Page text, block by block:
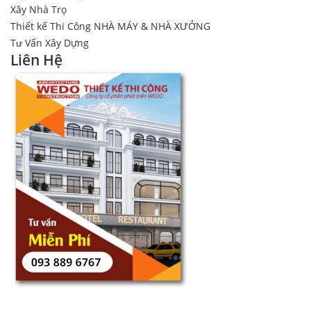
Xây Nhà Trọ
Thiết kế Thi Công NHÀ MÁY & NHÀ XƯỞNG
Tư Vấn Xây Dựng
Liên Hệ